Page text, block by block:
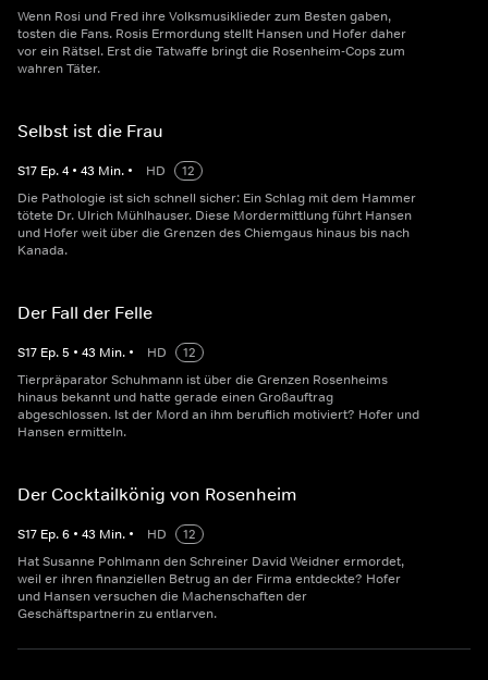
Wenn Rosi und Fred ihre Volksmusiklieder zum Besten gaben,
tosten die Fans. Rosis Ermordung stellt Hansen und Hofer daher
vor ein Rätsel. Erst die Tatwaffe bringt die Rosenheim-Cops zum
wahren Täter.
Selbst ist die Frau
S17 Ep.4 • 43 Min. • HD
12
Die Pathologie ist sich schnell sicher: Ein Schlag mit dem Hammer
tötete Dr. Ulrich Mühlhauser. Diese Mordermittlung führt Hansen
und Hofer weit über die Grenzen des Chiemgaus hinaus bis nach
Kanada.
Der Fall der Felle
S17 Ep.5 • 43 Min. • HD
12
Tierpräparator Schuhmann ist über die Grenzen Rosenheims
hinaus bekannt und hatte gerade einen Großauftrag
abgeschlossen. Ist der Mord an ihm beruflich motiviert? Hofer und
Hansen ermitteln.
Der Cocktailkönig von Rosenheim
S17 Ep.6 • 43 Min. • HD
12
Hat Susanne Pohlmann den Schreiner David Weidner ermordet,
weil er ihren finanziellen Betrug an der Firma entdeckte? Hofer
und Hansen versuchen die Machenschaften der
Geschäftspartnerin zu entlarven.